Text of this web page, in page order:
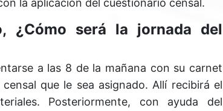
la aplicación del cuestionario censal.
¿Cómo será la jornada del
a las 8 de la mañana con su carnet
que le sea asignado. Allí recibirá el
Posteriormente, con ayuda del